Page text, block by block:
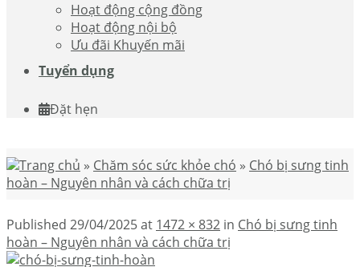
Hoạt động cộng đồng
Hoạt động nội bộ
Ưu đãi Khuyến mãi
Tuyển dụng
Đặt hẹn
Trang chủ » Chăm sóc sức khỏe chó » Chó bị sưng tinh
hoàn – Nguyên nhân và cách chữa trị
Published 29/04/2025at 1472 × 832 in Chó bị sưng tinh
hoàn – Nguyên nhân và cách chữa trị